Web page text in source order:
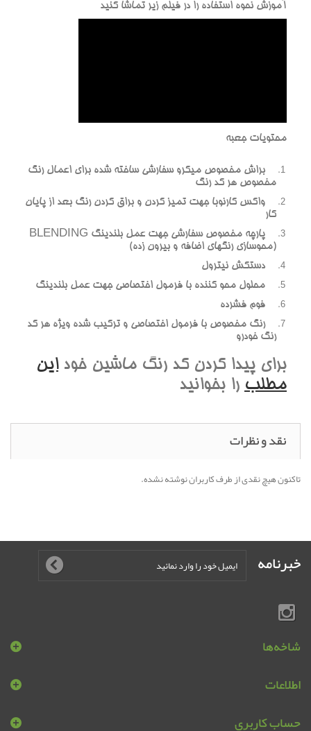
آموزش نحوه استفاده را در فيلم زير تماشا کنيد
محتويات جعبه
براش مخصوص ميکرو سفارشي ساخته شده براي اعمال رنگ
مخصوص هر کد رنگ
واکس کارنوبا جهت تميز کردن و براق کردن رنگ بعد از پايان
کار
پارچه مخصوص سفارشي جهت عمل بلندينگ BLENDING
(محوسازي رنگهاي اضافه و بيرون زده)
دستکش نيترول
محلول محو کننده با فرمول اختصاصي جهت عمل بلندينگ
فوم فشرده
رنگ مخصوص با فرمول اختصاصي و ترکيب شده ويژه هر کد
رنگ خودرو
براي پيدا کردن کد رنگ ماشين خوداين
مطلب را بخوانيد
نقد و نظرات
تاکنون هیچ نقدی از طرف کاربران نوشته نشده.
خبرنامه
شاخه‌ها
اطلاعات
حساب کاربری